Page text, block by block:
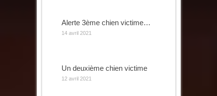
Alerte 3ème chien victime…
14 avril 2021
Un deuxième chien victime
12 avril 2021